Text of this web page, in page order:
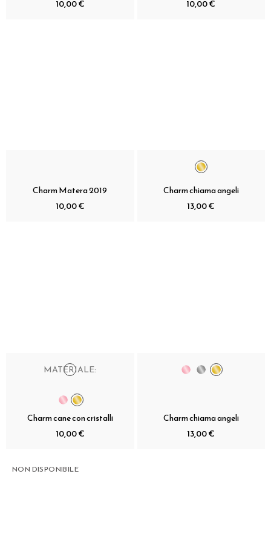
10,00 € 10,00 €
Charm Matera 2019
10,00 €
Charm chiama angeli
13,00 €
MATERIALE:
Charm cane con cristalli
10,00 €
Charm chiama angeli
13,00 €
NON DISPONIBILE